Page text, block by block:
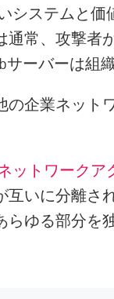
システムと
通常、攻撃者
サーバーは組
の企業ネット
ットワークア
いに分離さ
らゆる部分を